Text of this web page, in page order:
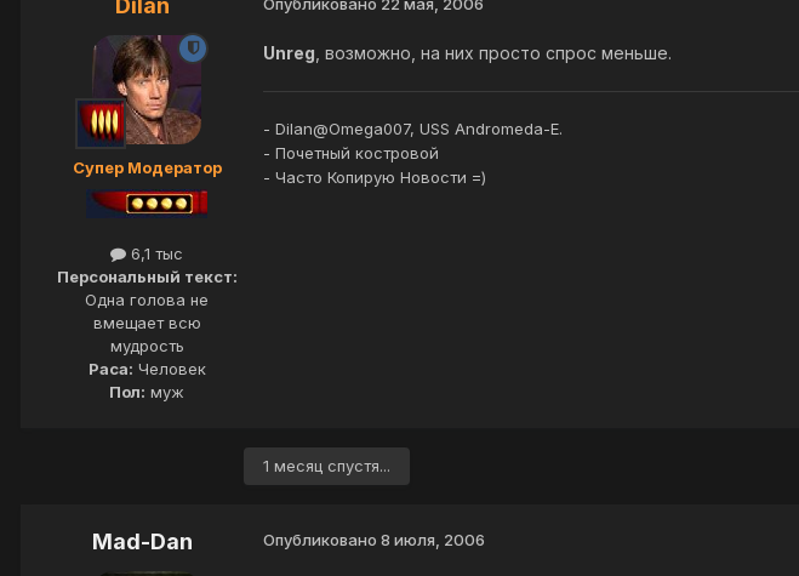
Dilan
Супер Модератор
6,1 тыс
Персональный текст:
Одна голова не
вмещает всю
мудрость
Раса: Человек
Пол: муж
Unreg , возможно, на них просто спрос меньше.
- Dilan@Omega007, USS Andromeda-E.
- Почетный костровой
- Часто Копирую Новости =)
1 месяц спустя...
Mad-Dan Опубликовано 8 июля, 2006